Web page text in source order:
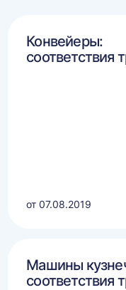
Конвейеры:
соответствия
от 07.08.2019
Машины
соответствия